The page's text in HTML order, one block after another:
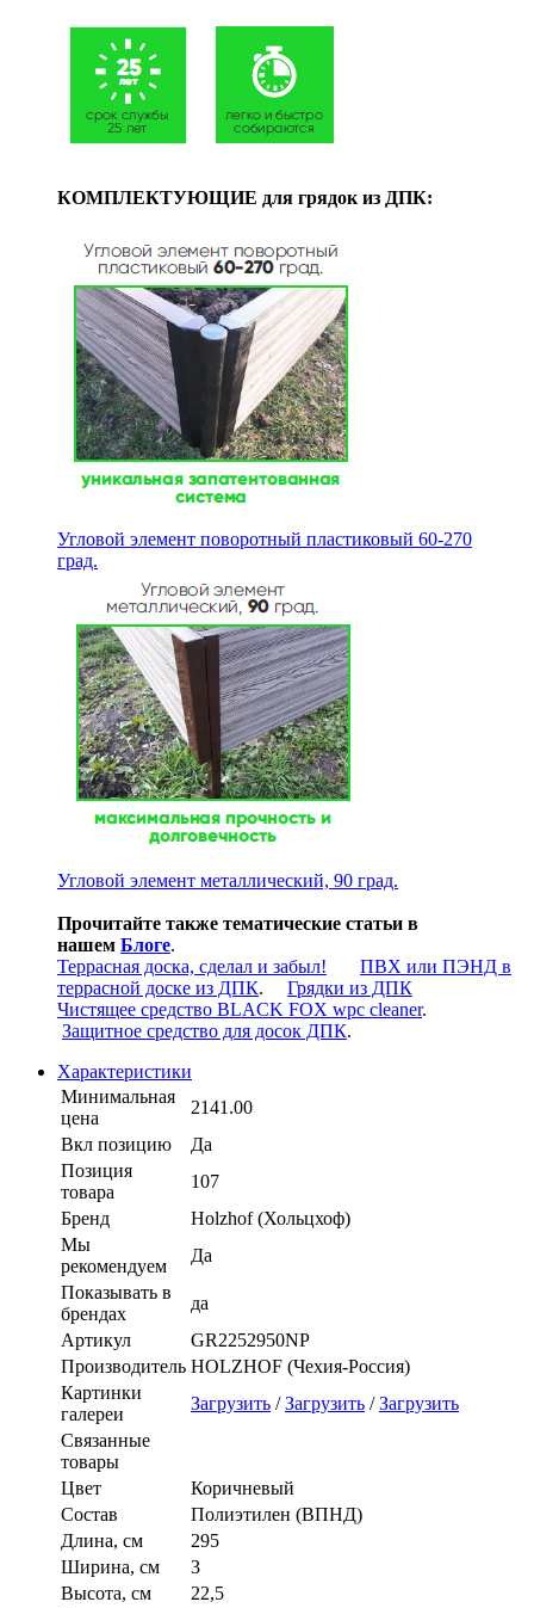
КОМПЛЕКТУЮЩИЕ для грядок из ДПК:
Угловой элемент поворотный пластиковый 60-270
град.
Угловой элемент металлический, 90 град.
Прочитайте также тематические статьи в
нашем Блоге.
Террасная доска, сделал и забыл!
ПВХ или ПЭНД в
террасной доске из ДПК. Грядки из ДПК
Чистящее средство BLACK FOX wpc cleaner.
Защитное средство для досок ДПК.
Характеристики
Минимальная
цена
2141.00
Вкл позицию
Да
Позиция
товара
107
Бренд
Holzhof (Хольцхоф)
Мы
рекомендуем
Да
Показывать в
брендах
да
Артикул
GR2252950NP
Производитель HOLZHOF (Чехия-Россия)
Картинки
галереи
Загрузить /Загрузить /Загрузить
Связанные
товары
Цвет
Коричневый
Состав
Полиэтилен (ВПНД)
Длина, см
295
Ширина, см
3
Высота, см
22,5